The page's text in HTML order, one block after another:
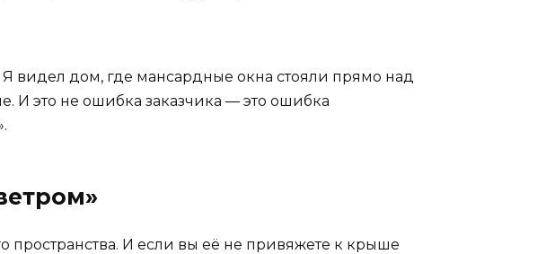
Я видел дом, где мансардные окна стояли прямо над
И это не ошибка заказчика — это ошибка
пространства. И если вы её не привяжете к крыше